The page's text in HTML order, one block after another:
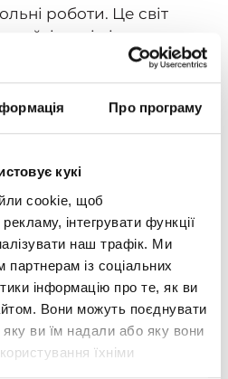
Про програму
кукі
cookie, щоб
інтегрувати функції
наш трафік. Ми
із соціальних
інформацію про те, як ви
Вони можуть поєднувати
яку ви їм надали або яку вони
їхніми
роботи. Це світ
і ваші діти можуть
життя!
не перетворювалося
В «Оптімі» учні
ефективно поєднувати
йому належну
досягають
у спорті, творчості й
що мають час на свій
уроки, коли їм
який можуть